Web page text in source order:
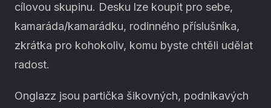
cílovou skupinu. Desku lze koupit pro sebe,
kamaráda/kamarádku, rodinného příslušníka,
zkrátka pro kohokoliv, komu byste chtěli udělat
radost.
Onglazz jsou partička šikovných, podnikavých